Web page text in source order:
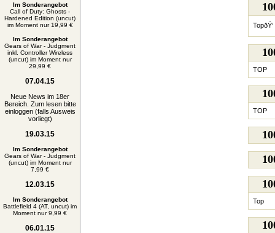
Im Sonderangebot
Call of Duty: Ghosts -
Hardened Edition (uncut)
im Moment nur 19,99 €
Im Sonderangebot
Gears of War - Judgment
inkl. Controller Wireless
(uncut) im Moment nur
29,99 €
07.04.15
Neue News im 18er
Bereich. Zum lesen bitte
einloggen (falls Ausweis
vorliegt)
19.03.15
Im Sonderangebot
Gears of War - Judgment
(uncut) im Moment nur
7,99 €
12.03.15
Im Sonderangebot
Battlefield 4 (AT, uncut) im
Moment nur 9,99 €
06.01.15
TopðŸ‘
TOP
TOP
Top